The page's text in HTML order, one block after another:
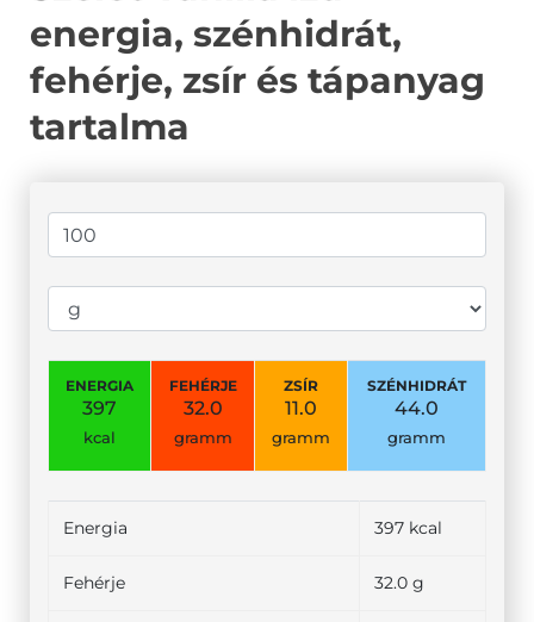
energia, szénhidrát,
fehérje, zsír és tápanyag
tartalma
ENERGIA
397
kcal
FEHÉRJE
32.0
gramm
ZSÍR
11.0
gramm
SZÉNHIDRÁT
44.0
gramm
Energia 397 kcal
Fehérje 32.0 g